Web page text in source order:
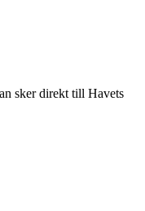
sker direkt till Havets